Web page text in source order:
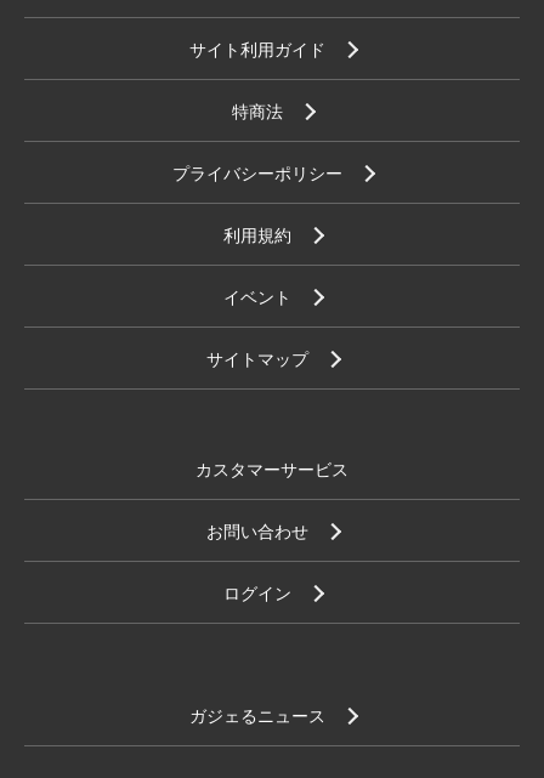
サイト利用ガイド
特商法
プライバシーポリシー
利用規約
イベント
サイトマップ
カスタマーサービス
お問い合わせ
ログイン
ガジェるニュース